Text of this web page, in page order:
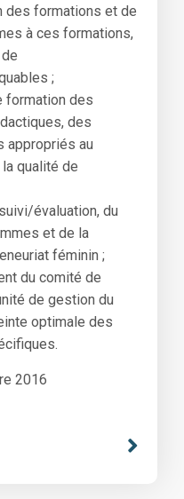
des formations et de
à ces formations,
;
formation des
des
appropriés au
qualité de
évaluation, du
et de la
féminin ;
du comité de
de gestion du
optimale des
2016